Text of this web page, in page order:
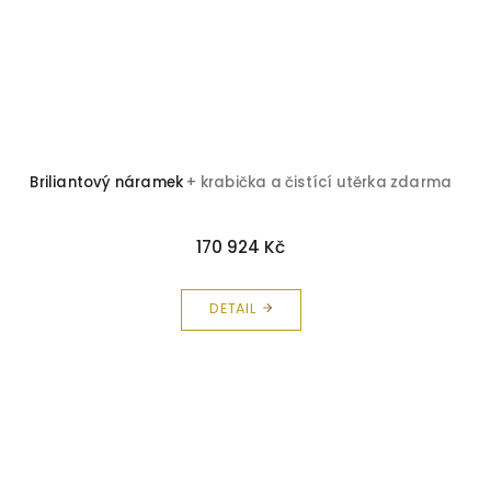
Briliantový náramek + krabička a čistící utěrka zdarma
170 924 Kč
DETAIL